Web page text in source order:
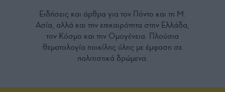
Ειδήσεις και άρθρα για τον Πόντο και τη Μ.
Ασία, αλλά και την επικαιρότητα στην Ελλάδα,
τον Κόσμο και την Ομογένεια. Πλούσια
θεματολογία ποικίλης ύλης με έμφαση σε
πολιτιστικά δρώμενα.